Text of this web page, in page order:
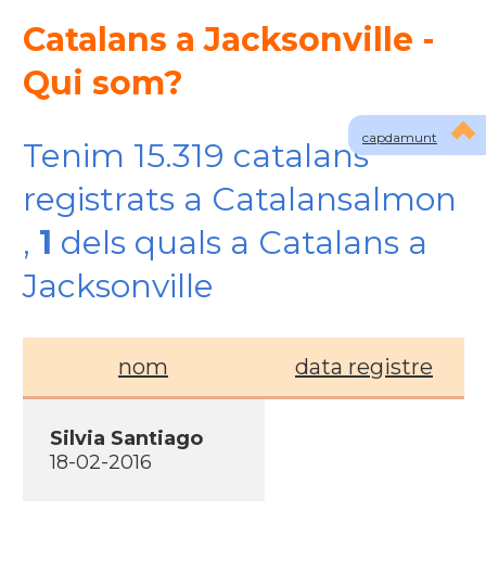
capdamunt
Catalans a Jacksonville -
Qui som?
Tenim 15.319 catalans
registrats a Catalansalmon
, 1 dels quals a Catalans a
Jacksonville
nom data registre
Silvia Santiago
18-02-2016